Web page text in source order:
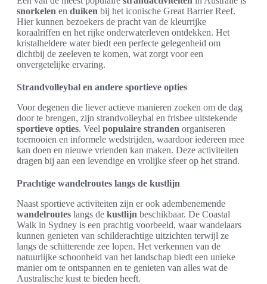
snorkelen en duiken bij het iconische Great Barrier Reef.
Hier kunnen bezoekers de pracht van de kleurrijke
koraalriffen en het rijke onderwaterleven ontdekken. Het
kristalheldere water biedt een perfecte gelegenheid om
dichtbij de zeeleven te komen, wat zorgt voor een
onvergetelijke ervaring.
Strandvolleybal en andere sportieve opties
Voor degenen die liever actieve manieren zoeken om de dag
door te brengen, zijn strandvolleybal en frisbee uitstekende
sportieve opties. Veel populaire stranden organiseren
toernooien en informele wedstrijden, waardoor iedereen mee
kan doen en nieuwe vrienden kan maken. Deze activiteiten
dragen bij aan een levendige en vrolijke sfeer op het strand.
Prachtige wandelroutes langs de kustlijn
Naast sportieve activiteiten zijn er ook adembenemende
wandelroutes langs de kustlijn beschikbaar. De Coastal
Walk in Sydney is een prachtig voorbeeld, waar wandelaars
kunnen genieten van schilderachtige uitzichten terwijl ze
langs de schitterende zee lopen. Het verkennen van de
natuurlijke schoonheid van het landschap biedt een unieke
manier om te ontspannen en te genieten van alles wat de
Australische kust te bieden heeft.